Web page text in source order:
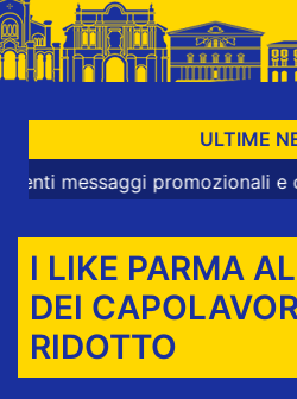
ULTIME
promozionali e
I LIKE PARMA
DEI
RIDOTTO